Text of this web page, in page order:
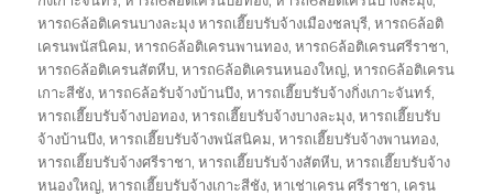
หารถ6ล้อติเครนบางละมุง หารถเฮี๊ยบรับจ้างเมืองชลบุรี,หารถ6ล้อติ
เครนพนัสนิคม,หารถ6ล้อติเครนพานทอง,หารถ6ล้อติเครนศรีราชา,
หารถ6ล้อติเครนสัตหีบ,หารถ6ล้อติเครนหนองใหญ่,หารถ6ล้อติเครน
เกาะสีชัง,หารถ6ล้อรับจ้างบ้านบึง,หารถเฮี๊ยบรับจ้างกิ่งเกาะจันทร์,
หารถเฮี๊ยบรับจ้างบ่อทอง,หารถเฮี๊ยบรับจ้างบางละมุง,หารถเฮี๊ยบรับ
จ้างบ้านบึง,หารถเฮี๊ยบรับจ้างพนัสนิคม,หารถเฮี๊ยบรับจ้างพานทอง,
หารถเฮี๊ยบรับจ้างศรีราชา,หารถเฮี๊ยบรับจ้างสัตหีบ,หารถเฮี๊ยบรับจ้าง
หนองใหญ่,หารถเฮี๊ยบรับจ้างเกาะสีชัง,หาเช่าเครน ศรีราชา, เครน